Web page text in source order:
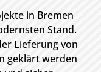
in Bremen
Stand.
Lieferung von
geklärt werden